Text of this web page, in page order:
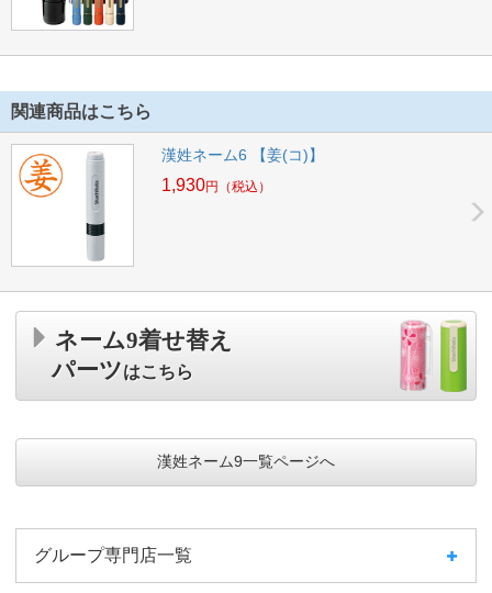
関連商品はこちら
漢姓ネーム6 【姜(コ)】
1,930円 （税込）
ネーム9着せ替え
パーツはこちら
漢姓ネーム9一覧ページへ
グループ専門店一覧